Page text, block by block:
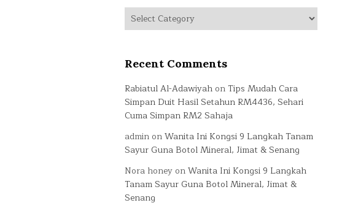
Categories
Recent Comments
Rabiatul Al-Adawiyah onTips Mudah Cara
Simpan Duit Hasil Setahun RM4436, Sehari
Cuma Simpan RM2 Sahaja
admin onWanita Ini Kongsi 9 Langkah Tanam
Sayur Guna Botol Mineral, Jimat & Senang
Nora honey onWanita Ini Kongsi 9 Langkah
Tanam Sayur Guna Botol Mineral, Jimat &
Senang